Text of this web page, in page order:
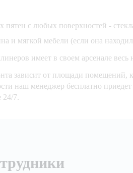
пятен с любых поверхностей -
и мягкой мебели (если она
имеет в своем арсенале
зависит от площади помещений,
наш менеджер бесплатно
24/7.